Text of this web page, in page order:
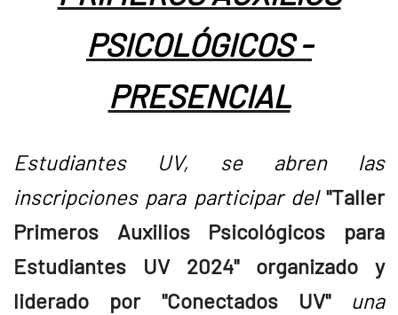
PSICOLÓGICOS -
PRESENCIAL
Estudiantes UV, se abren las
inscripciones para participar del "Taller
Primeros Auxilios Psicológicos para
Estudiantes UV 2024" organizado y
liderado por "Conectados UV" una